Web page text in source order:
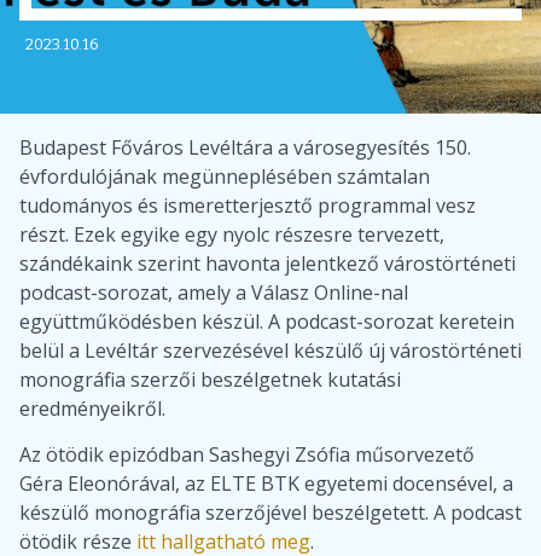
2023.10.16
Budapest Főváros Levéltára a városegyesítés 150.
évfordulójának megünneplésében számtalan
tudományos és ismeretterjesztő programmal vesz
részt. Ezek egyike egy nyolc részesre tervezett,
szándékaink szerint havonta jelentkező várostörténeti
podcast-sorozat, amely a Válasz Online-nal
együttműködésben készül. A podcast-sorozat keretein
belül a Levéltár szervezésével készülő új várostörténeti
monográfia szerzői beszélgetnek kutatási
eredményeikről.
Az ötödik epizódban Sashegyi Zsófia műsorvezető
Géra Eleonórával, az ELTE BTK egyetemi docensével, a
készülő monográfia szerzőjével beszélgetett. A podcast
ötödik része itt hallgatható meg.